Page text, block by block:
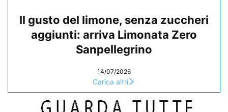
Il gusto del limone, senza zuccheri
aggiunti: arriva Limonata Zero
Sanpellegrino
14/07/2026
Carica altri